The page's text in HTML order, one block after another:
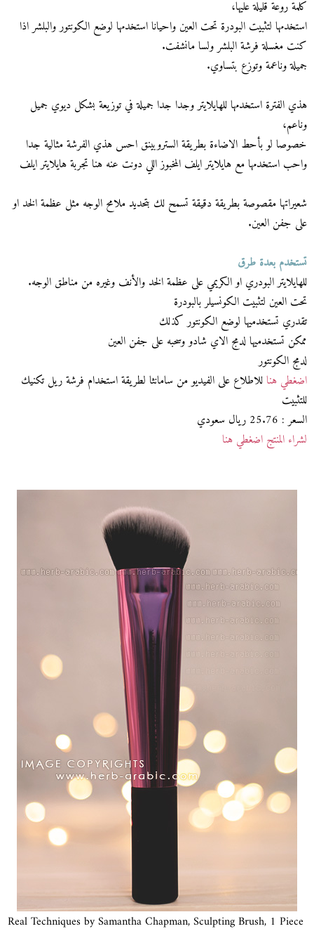
كلمة روعة قليلة عليها،
استخدمها لتثبيت البودرة تحت العين واحيانا استخدمها لوضع الكونتور والبلشر اذا
كنت مغسلة فرشة البلشر ولسا مانشفت.
جميلة وناعمة وتوزع بتساوي.
هذي الفترة استخدمها للهايلايتر وجدا جدا جميلة في توزيعة بشكل ديوي جميل
وناعم،
خصوصا لو بأحط الاضاءة بطريقة الستروبينق احس هذي الفرشة مثالية جدا
واحب استخدمها مع هايلايتر ايلف المخبوز اللي دونت عنه هنا تجربة هايلايتر ايلف
شعيراتها مقصوصة بطريقة دقيقة تسمح لك بتحديد ملامح الوجه مثل عظمة الخد او
على جفن العين.
تستخدم بعدة طرق
للهايلايتر البودري او الكريمي على عظمة الخد والأنف وغيره من مناطق الوجه.
تحت العين لتثبيت الكونسيلر بالبودرة
تقدري تستخدميها لوضع الكونتور كذلك
ممكن تستخدميها لدمج الاي شادو وسحبه على جفن العين
لدمج الكونتور
اضغطي هناللاطلاع على الفيديو من سامانثا لطريقة استخدام فرشة ريل تكنيك
للتثبيت
السعر : 25.76 ريال سعودي
لشراء المنتج اضغطي هنا